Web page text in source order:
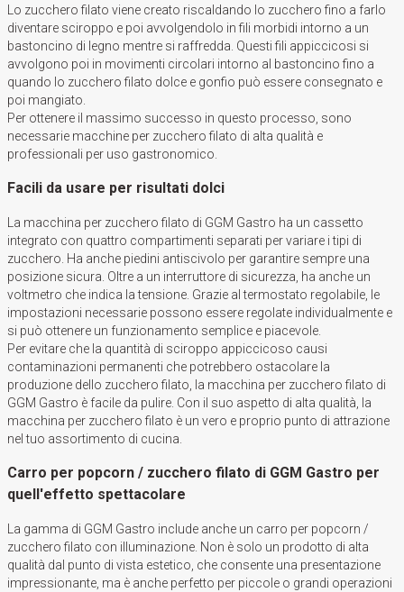
Lo zucchero filato viene creato riscaldando lo zucchero fino a farlo
diventare sciroppo e poi avvolgendolo in fili morbidi intorno a un
bastoncino di legno mentre si raffredda. Questi fili appiccicosi si
avvolgono poi in movimenti circolari intorno al bastoncino fino a
quando lo zucchero filato dolce e gonfio può essere consegnato e
poi mangiato.
Per ottenere il massimo successo in questo processo, sono
necessarie macchine per zucchero filato di alta qualità e
professionali per uso gastronomico.
Facili da usare per risultati dolci
La macchina per zucchero filato di GGM Gastro ha un cassetto
integrato con quattro compartimenti separati per variare i tipi di
zucchero. Ha anche piedini antiscivolo per garantire sempre una
posizione sicura. Oltre a un interruttore di sicurezza, ha anche un
voltmetro che indica la tensione. Grazie al termostato regolabile, le
impostazioni necessarie possono essere regolate individualmente e
si può ottenere un funzionamento semplice e piacevole.
Per evitare che la quantità di sciroppo appiccicoso causi
contaminazioni permanenti che potrebbero ostacolare la
produzione dello zucchero filato, la macchina per zucchero filato di
GGM Gastro è facile da pulire. Con il suo aspetto di alta qualità, la
macchina per zucchero filato è un vero e proprio punto di attrazione
nel tuo assortimento di cucina.
Carro per popcorn / zucchero filato di GGM Gastro per
quell'effetto spettacolare
La gamma di GGM Gastro include anche un carro per popcorn /
zucchero filato con illuminazione. Non è solo un prodotto di alta
qualità dal punto di vista estetico, che consente una presentazione
impressionante, ma è anche perfetto per piccole o grandi operazioni